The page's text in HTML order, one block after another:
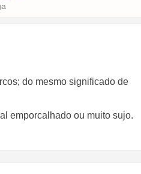
do mesmo significado de
emporcalhado ou muito sujo.